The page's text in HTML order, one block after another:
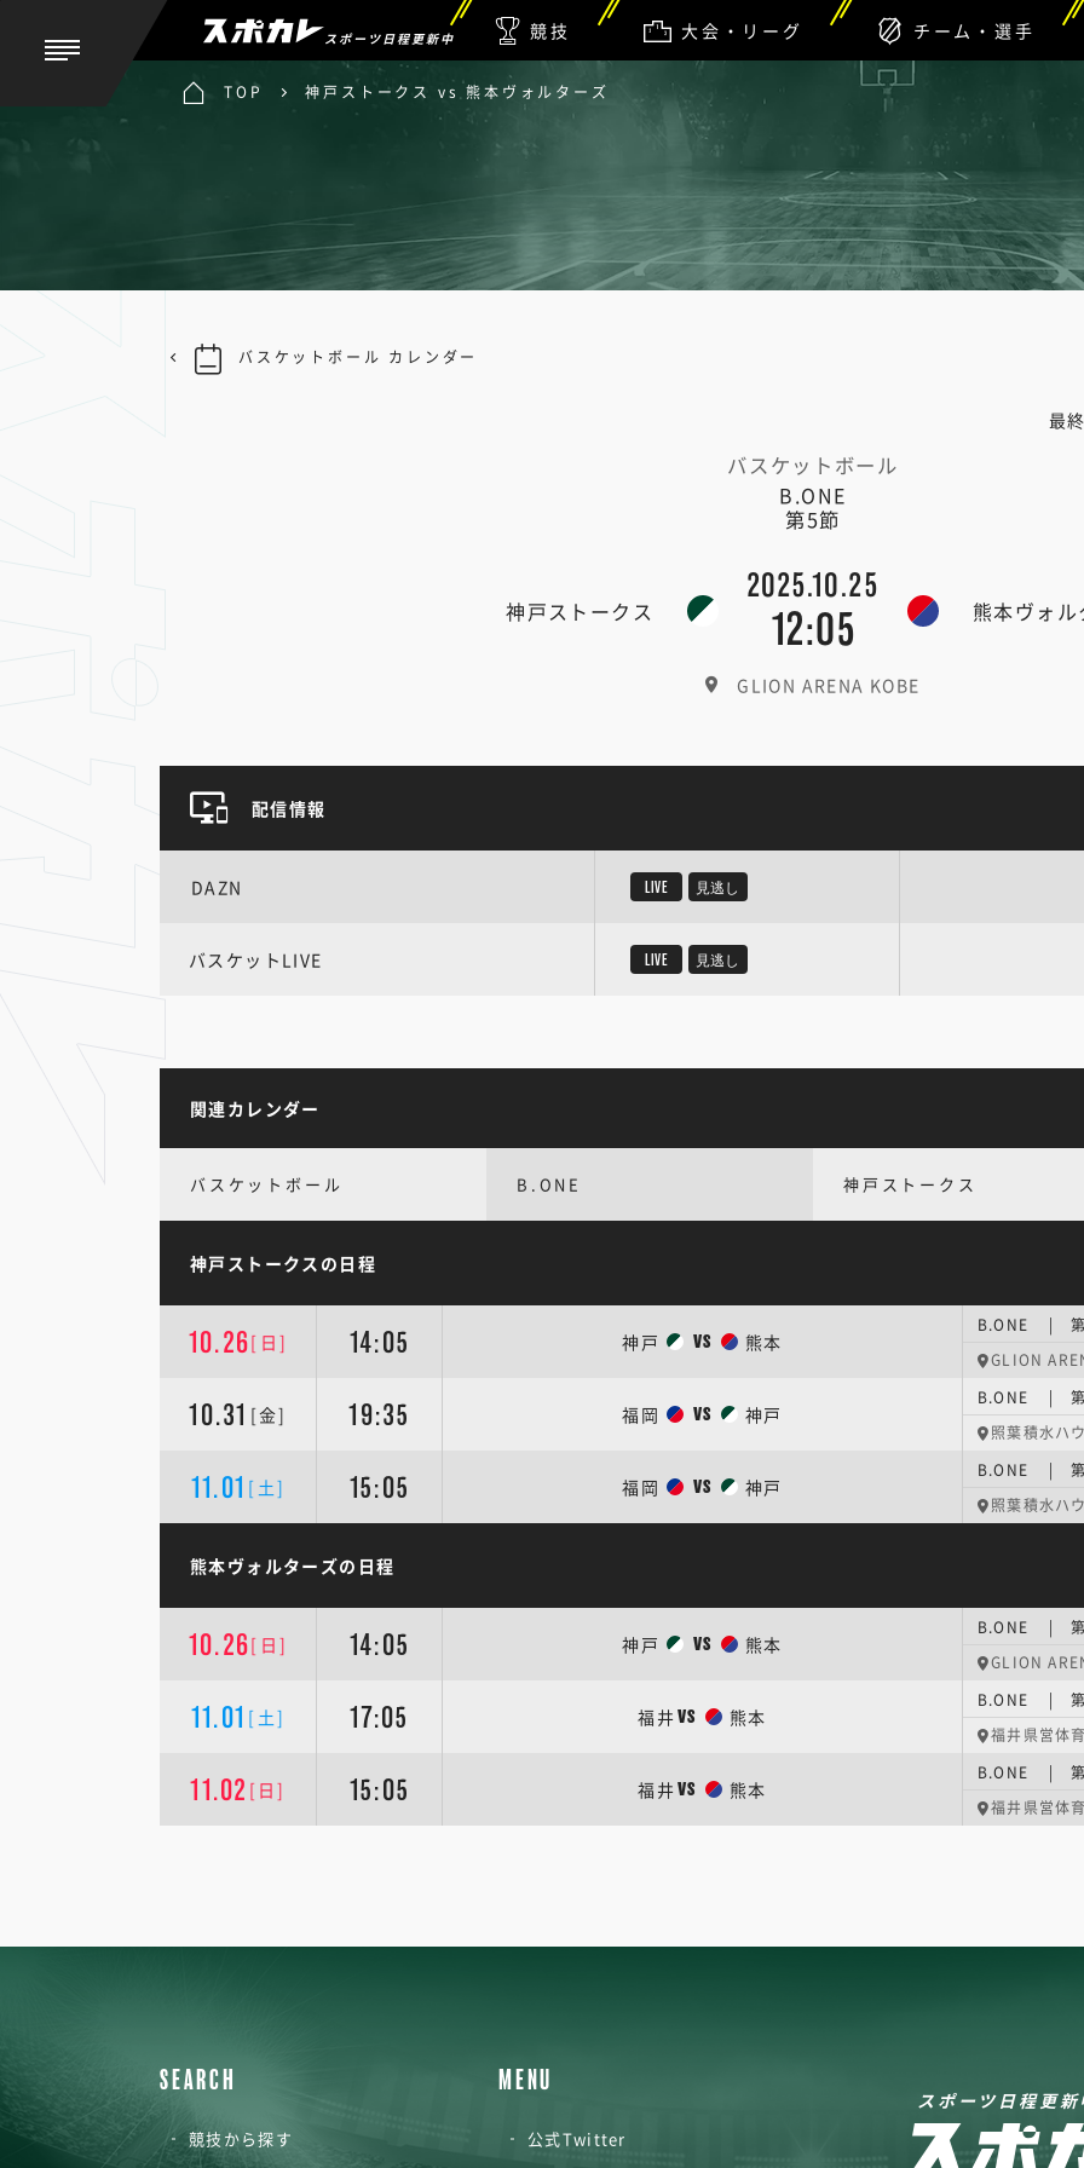
スポーツ日程更新中 競技 大会・リーグ チーム・選手
TOP 神戸ストークス vs 熊本ヴォルターズ
最
バスケットボール
B.ONE
第5節
神戸ストークス
2025.10.25
12:05 熊本ヴォ
GLION ARENA KOBE
バスケットボール カレンダー
配信情報
DAZN LIVE 見逃し
バスケットLIVE LIVE 見逃し
関連カレンダー
バスケットボール B.ONE 神戸ストークス
神戸ストークスの日程
10.26[日] 14:05 神戸 VS 熊本
B.ONE |
GLION
10.31 [金] 19:35 福岡 VS 神戸
B.ONE |
照葉積水ハ
11.01 [土] 15:05 福岡 VS 神戸
B.ONE |
照葉積水ハ
熊本ヴォルターズの日程
10.26[日] 14:05 神戸 VS 熊本
B.ONE |
GLION
11.01 [土] 17:05 福井VS 熊本
B.ONE |
福井県営体
11.02 [日] 15:05 福井VS 熊本
B.ONE |
福井県営体
SEARCH
競技から探す
MENU
公式Twitter
スポーツ日程更新